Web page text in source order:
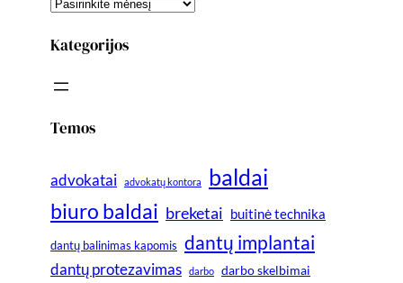
Kategorijos
Temos
advokatai advokatų kontora baldai
biuro baldai breketai buitinė technika
dantų balinimas kapomis dantų implantai
dantų protezavimas darbo darbo skelbimai